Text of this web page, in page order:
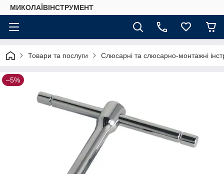
МИКОЛАЇВІНСТРУМЕНТ
Товари та послуги Слюсарні та слюсарно-монтажні
–5%